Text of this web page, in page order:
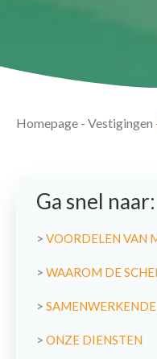
Homepage - Vestigingen
Ga snel naar:
> VOORDELEN VAN
> WAAROM DE
>
> ONZE DIENSTEN